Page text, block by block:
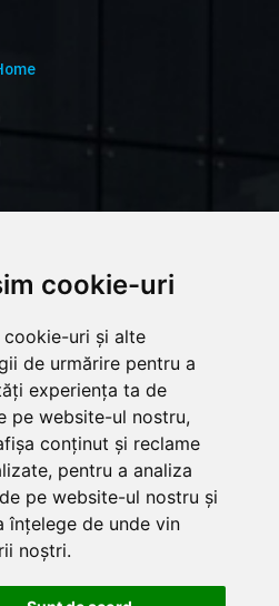
cookie-uri
cookie-uri și alte
de urmărire pentru a
experiența ta de
pe website-ul nostru,
conținut și reclame
pentru a analiza
pe website-ul nostru și
înțelege de unde vin
noștri.